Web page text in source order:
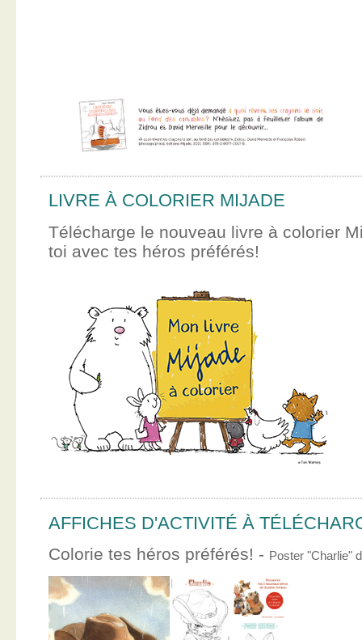
LIVRE À COLORIER MIJADE
Télécharge le nouveau livre à colorier
toi avec tes héros préférés!
AFFICHES D'ACTIVITÉ À
Colorie tes héros préférés! - Poster "Charlie"